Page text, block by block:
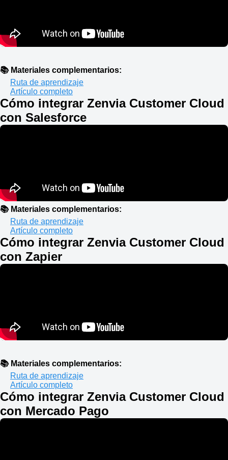
📚 Materiales complementarios:
Ruta de aprendizaje
Artículo completo
Cómo integrar Zenvia Customer Cloud
con Salesforce
📚 Materiales complementarios:
Ruta de aprendizaje
Artículo completo
Cómo integrar Zenvia Customer Cloud
con Zapier
📚 Materiales complementarios:
Ruta de aprendizaje
Artículo completo
Cómo integrar Zenvia Customer Cloud
con Mercado Pago